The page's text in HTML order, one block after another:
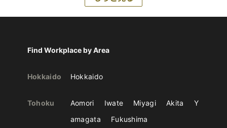
Find Workplace by Area
Hokkaido Hokkaido
Tohoku Aomori Iwate Miyagi Akita
Y
amagata
Fukushima